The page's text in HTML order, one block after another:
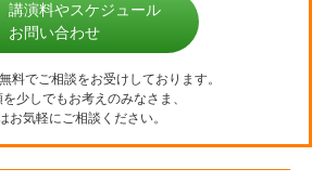
講演料やスケジュール
お問い合わせ
料でご相談をお受けしております。
少しでもお考えのみなさま、
お気軽にご相談ください。